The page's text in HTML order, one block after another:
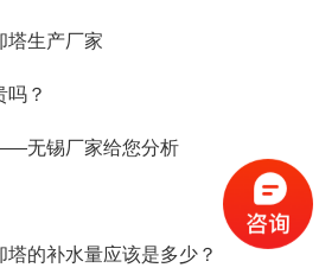
塔生产厂家
吗？
无锡厂家给您分析
的补水量应该是多少？